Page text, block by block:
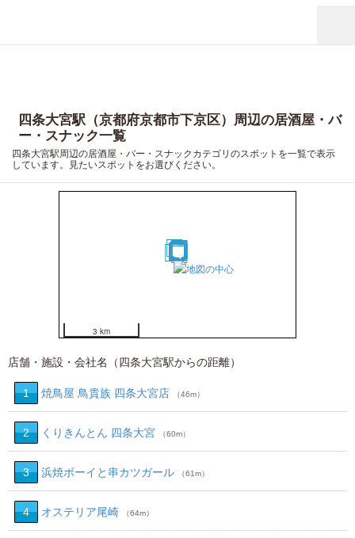
四条大宮駅（京都府京都市下京区）周辺の居酒屋・バ
ー・スナック一覧
四条大宮駅周辺の居酒屋・バー・スナックカテゴリのスポットを一覧で表示
しています。見たいスポットをお選びください。
1 2
34
5
6
789
10
11
12
13
14
15
16
17
1819
20
3 km
店舗・施設・会社名（四条大宮駅からの距離）
1 焼鳥屋 鳥貴族 四条大宮店 （46m）
2 くりきんとん 四条大宮 （60m）
3 浜焼ボーイと串カツガール （61m）
4 オステリア尾崎 （64m）